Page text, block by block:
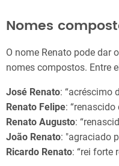
Nomes
O nome Renato pode dar
nomes compostos. Entre
José Renato: “acréscimo
Renato Felipe:
Renato Augusto:
João Renato: "agraciado
Ricardo Renato: “rei forte